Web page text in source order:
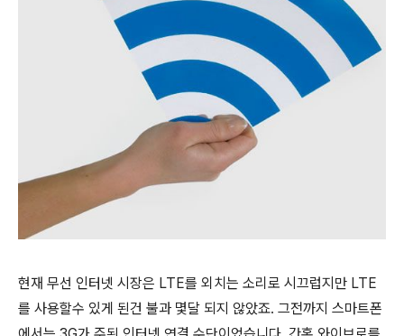
현재 무선 인터넷 시장은 LTE를 외치는 소리로 시끄럽지만 LTE
를 사용할수 있게 된건 불과 몇달 되지 않았죠. 그전까지 스마트폰